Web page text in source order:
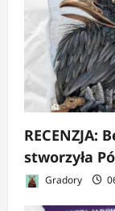
RECENZJA:
stworzyła
Gradory